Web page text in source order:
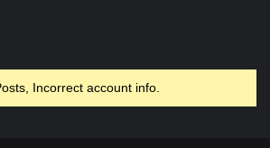
Incorrect account info.